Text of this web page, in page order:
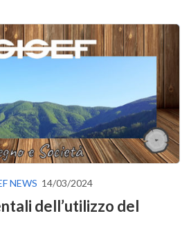
Forestale
Risorse, Innovazione
NEWS 14/03/2024
dell’utilizzo del